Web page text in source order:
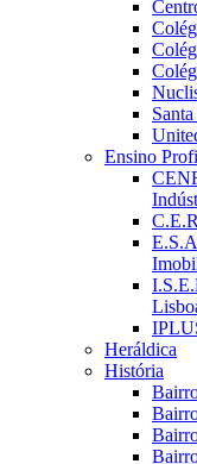
Ensino
Heráldica
História